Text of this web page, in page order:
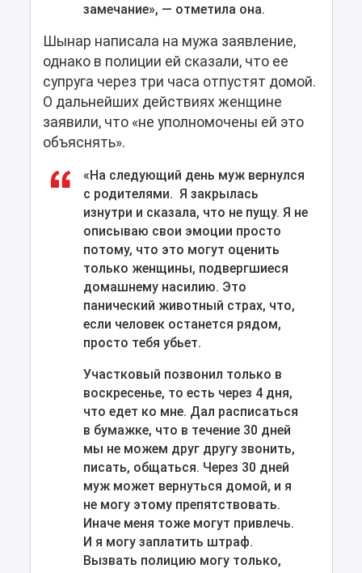
замечание», — отметила она.
Шынар написала на мужа заявление,
однако в полиции ей сказали, что ее
супруга через три часа отпустят домой.
О дальнейших действиях женщине
заявили, что «не уполномочены ей это
объяснять».
«На следующий день муж вернулся
с родителями. Я закрылась
изнутри и сказала, что не пущу. Я не
описываю свои эмоции просто
потому, что это могут оценить
только женщины, подвергшиеся
домашнему насилию. Это
панический животный страх, что,
если человек останется рядом,
просто тебя убьет.
Участковый позвонил только в
воскресенье, то есть через 4 дня,
что едет ко мне. Дал расписаться
в бумажке, что в течение 30 дней
мы не можем друг другу звонить,
писать, общаться. Через 30 дней
муж может вернуться домой, и я
не могу этому препятствовать.
Иначе меня тоже могут привлечь.
И я могу заплатить штраф.
Вызвать полицию могу только,